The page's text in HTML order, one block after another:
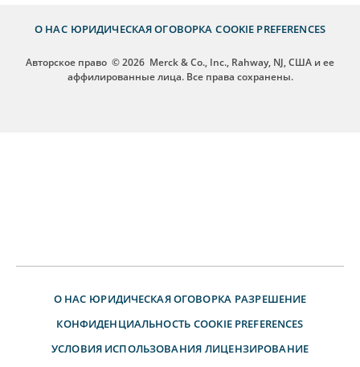
О НАС ЮРИДИЧЕСКАЯ ОГОВОРКА COOKIE PREFERENCES
Авторское право © 2026 Merck & Co., Inc., Rahway, NJ, США и ее
аффилированные лица. Все права сохранены.
О НАС ЮРИДИЧЕСКАЯ ОГОВОРКА РАЗРЕШЕНИЕ
КОНФИДЕНЦИАЛЬНОСТЬ COOKIE PREFERENCES
УСЛОВИЯ ИСПОЛЬЗОВАНИЯ ЛИЦЕНЗИРОВАНИЕ